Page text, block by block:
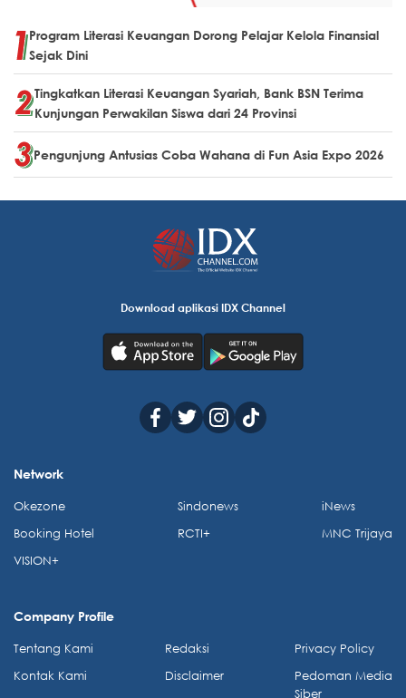
Program Literasi Keuangan Dorong Pelajar Kelola Finansial
Sejak Dini
Tingkatkan Literasi Keuangan Syariah, Bank BSN Terima
Kunjungan Perwakilan Siswa dari 24 Provinsi
Pengunjung Antusias Coba Wahana di Fun Asia Expo 2026
Download aplikasi IDX Channel
Network
Okezone
Booking Hotel
VISION+
Sindonews
RCTI+
iNews
MNC Trijaya
Company Profile
Tentang Kami
Kontak Kami
Redaksi
Disclaimer
Privacy Policy
Pedoman Media
Siber